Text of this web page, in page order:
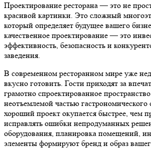
Проектирование ресторана — это не
красивой картинки. Это сложный
который определяет будущее вашего
качественное проектирование — это
эффективность, безопасность и
заведения.
В современном ресторанном мире уже
вкусно готовить. Гости приходят за
грамотно спроектированное
неотъемлемой частью
хороший проект окупается быстрее, чем
исправлять ошибки непродуманных
оборудования, планировка помещений,
элементы формируют бренд и образ